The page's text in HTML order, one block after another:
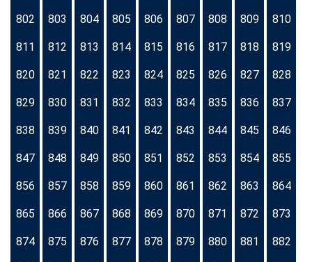
802 803 804 805 806 807 808 809 810
811 812 813 814 815 816 817 818 819
820 821 822 823 824 825 826 827 828
829 830 831 832 833 834 835 836 837
838 839 840 841 842 843 844 845 846
847 848 849 850 851 852 853 854 855
856 857 858 859 860 861 862 863 864
865 866 867 868 869 870 871 872 873
874 875 876 877 878 879 880 881 882